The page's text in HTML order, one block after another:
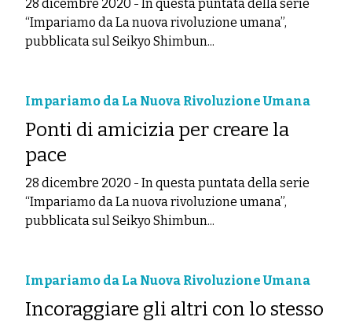
28 dicembre 2020 - In questa puntata della serie
“Impariamo da La nuova rivoluzione umana”,
pubblicata sul Seikyo Shimbun...
Impariamo da La Nuova Rivoluzione Umana
Ponti di amicizia per creare la
pace
28 dicembre 2020 - In questa puntata della serie
“Impariamo da La nuova rivoluzione umana”,
pubblicata sul Seikyo Shimbun...
Impariamo da La Nuova Rivoluzione Umana
Incoraggiare gli altri con lo stesso